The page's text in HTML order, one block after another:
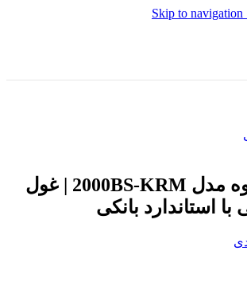
Skip to navigation
گاوصندوق کاوه مدل 2000BS-KRM | غول
استاندارد بانکی